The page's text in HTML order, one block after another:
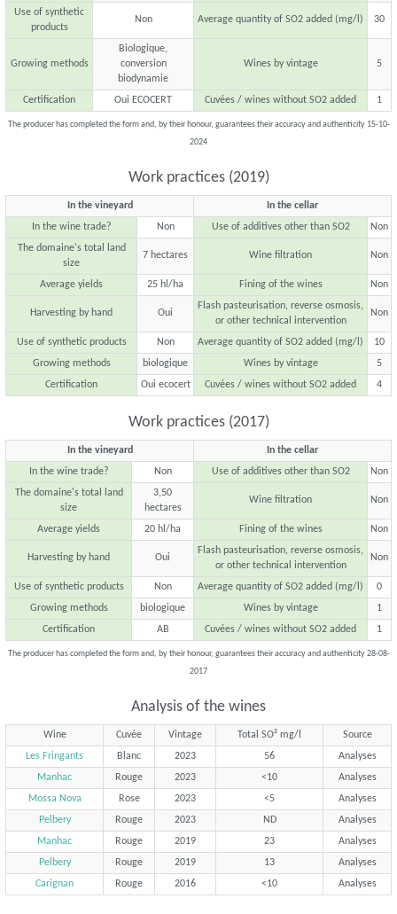
Use of synthetic
products
Non Average quantity of SO2 added (mg/l) 30
Growing methods
Biologique,
conversion
biodynamie
Wines by vintage 5
Certification Oui ECOCERT Cuvées / wines without SO2 added 1
The producer has completed the form and, by their honour, guarantees their accuracy and authenticity 15-10-
2024
Work practices (2019)
In the vineyard
In the cellar
In the wine trade?
Non Use of additives other than SO2
Non
The domaine's total land
size
7 hectares Wine filtration Non
Average yields 25 hl/ha Fining of the wines Non
Harvesting by hand Oui
Flash pasteurisation, reverse osmosis,
or other technical intervention
Non
Use of synthetic products Non Average quantity of SO2 added (mg/l)
10
Growing methods
biologique Wines by vintage
5
Certification
Oui ecocert Cuvées / wines without SO2 added 4
Work practices (2017)
In the vineyard
In the cellar
In the wine trade?
Non Use of additives other than SO2
Non
The domaine's total land
size
3,50
hectares
Wine filtration Non
Average yields 20 hl/ha Fining of the wines Non
Harvesting by hand Oui
Flash pasteurisation, reverse osmosis,
or other technical intervention
Non
Use of synthetic products Non Average quantity of SO2 added (mg/l)
0
Growing methods
biologique Wines by vintage
1
Certification
AB Cuvées / wines without SO2 added 1
The producer has completed the form and, by their honour, guarantees their accuracy and authenticity 28-08-
2017
Analysis of the wines
Wine Cuvée Vintage Total SO² mg/l
Source
Les Fringants
Blanc 2023 56
Analyses
Manhac
Rouge 2023 <10
Analyses
Mossa Nova
Rose 2023 <5
Analyses
Pelbery
Rouge 2023 ND
Analyses
Manhac
Rouge 2019 23
Analyses
Pelbery
Rouge 2019 13
Analyses
Carignan
Rouge 2016 <10 Analyses